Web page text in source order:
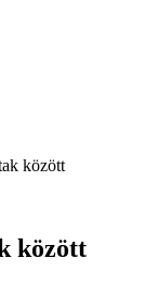
között
között